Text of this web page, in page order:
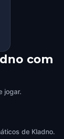
com
jogar.
de Kladno.